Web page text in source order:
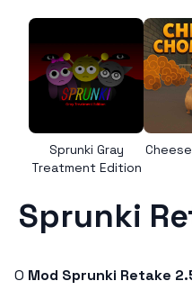
Sprunki Gray
Treatment Edition
Sprunki
O Mod Sprunki Retake